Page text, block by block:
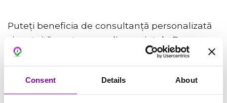
Consent Details About
Puteți beneficia de consultanță personalizată
și gratuită pentru a analiza cerințele Dvs.